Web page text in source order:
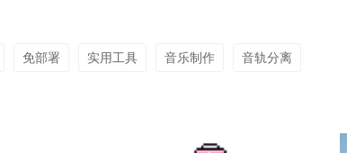
免部署 实用工具 音乐制作 音轨分离